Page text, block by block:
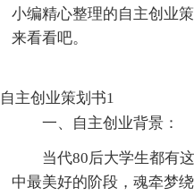
小编精心整理的自主创业
来看看吧。
自主创业策划书1
一、自主创业背景：
当代80后大学生都有
中最美好的阶段，魂牵梦